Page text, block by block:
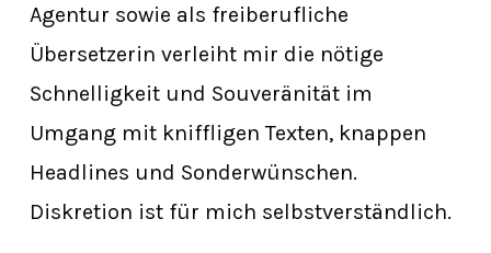
Agentur sowie als freiberufliche
Übersetzerin verleiht mir die nötige
Schnelligkeit und Souveränität im
Umgang mit kniffligen Texten, knappen
Headlines und Sonderwünschen.
Diskretion ist für mich selbstverständlich.